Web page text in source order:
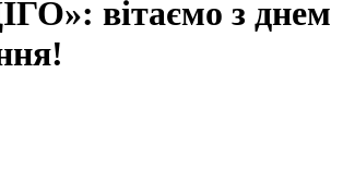
вітаємо з днем